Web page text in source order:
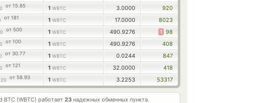
от 15.85 1 WBTC 3.0000
920
от 181 1 WBTC 17.0000
8023
от 500 1 WBTC 490.9276 1 98
от 100 1 WBTC 490.9276
408
от 30.77 1 WBTC 0.0244
847
от 121 1 WBTC 32.0000
418
от 58.93 1 WBTC 3.2253 53317
BTC (WBTC) работает 23 надежных обменных пункта.